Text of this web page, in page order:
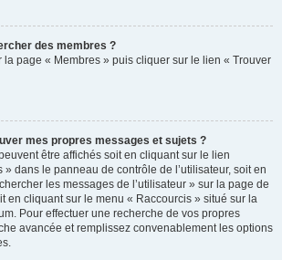
des membres ?
la page « Membres » puis cliquer sur le lien « Trouver
mes propres messages et sujets ?
être affichés soit en cliquant sur le lien
» dans le panneau de contrôle de l’utilisateur, soit en
les messages de l’utilisateur » sur la page de
en cliquant sur le menu « Raccourcis » situé sur la
Pour effectuer une recherche de vos propres
avancée et remplissez convenablement les options